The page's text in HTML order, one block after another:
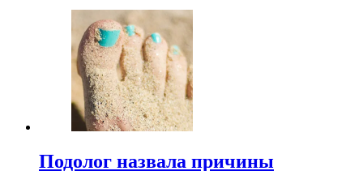
Подолог назвала причины